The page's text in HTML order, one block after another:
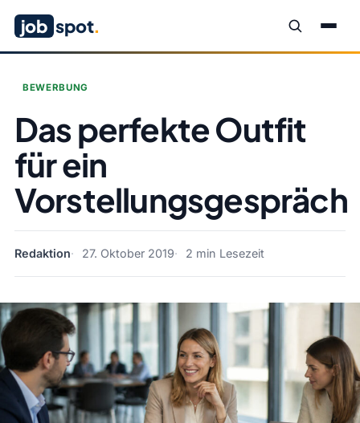
job spot.
BEWERBUNG
Das perfekte Outfit
für ein
Vorstellungsgespräch
Redaktion 27. Oktober 2019 2 min Lesezeit